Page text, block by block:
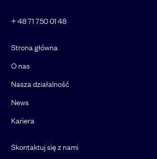
+ 48 71 750 01 48
Strona główna
O nas
Nasza działalność
News
Kariera
Skontaktuj się z nami